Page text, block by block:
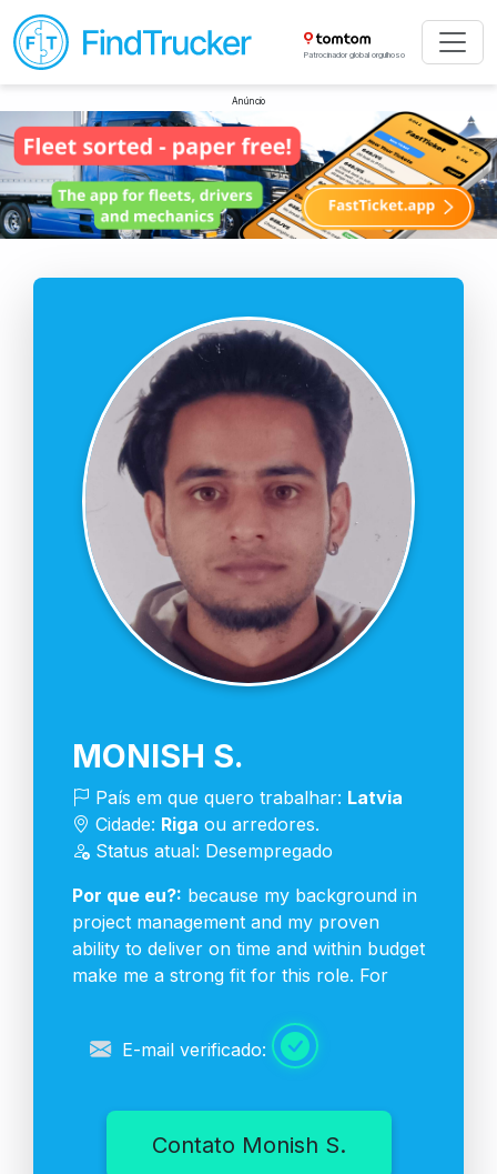
Patrocinador global orgulhoso
Anúncio
MONISH S.
País em que quero trabalhar: Latvia
Cidade: Riga ou arredores.
Status atual: Desempregado
Por que eu?: because my background in
project management and my proven
ability to deliver on time and within budget
make me a strong fit for this role. For
E-mail verificado:
Contato Monish S.